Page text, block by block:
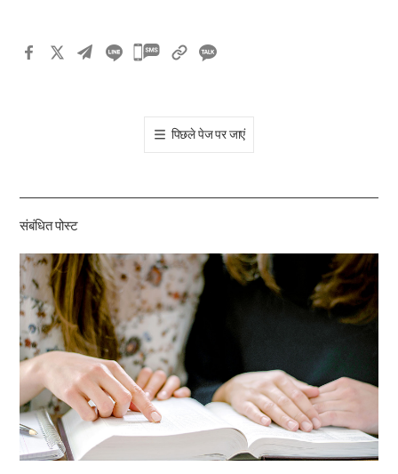
카
톡
공
기
पिछले पेज पर जाएं
संबंधित पोस्ट